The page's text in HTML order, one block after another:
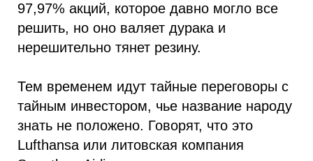
97,97% акций, которое давно могло все
решить, но оно валяет дурака и
нерешительно тянет резину.
Тем временем идут тайные переговоры с
тайным инвестором, чье название народу
знать не положено. Говорят, что это
Lufthansa или литовская компания